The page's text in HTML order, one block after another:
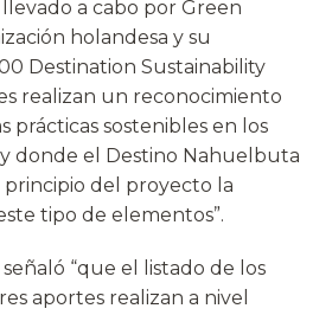
a cabo por Green
holandesa y su
Destination Sustainability
realizan un reconocimiento
prácticas sostenibles en los
donde el Destino Nahuelbuta
del proyecto la
tipo de elementos”.
“que el listado de los
aportes realizan a nivel